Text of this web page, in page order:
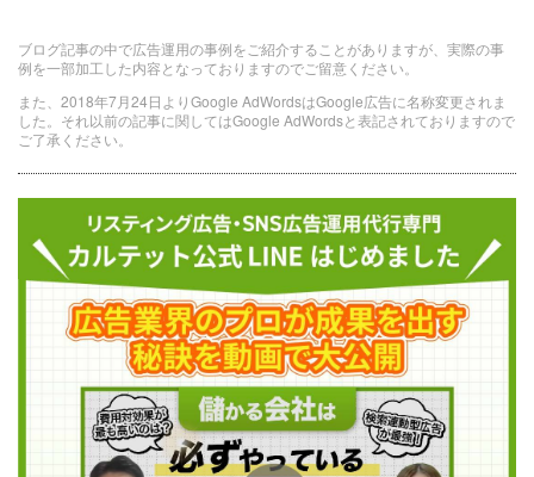
ブログ記事の中で広告運用の事例をご紹介することがありますが、実際の事
例を一部加工した内容となっておりますのでご留意ください。
また、2018年7月24日よりGoogle AdWordsはGoogle広告に名称変更されま
した。それ以前の記事に関してはGoogle AdWordsと表記されておりますので
ご了承ください。